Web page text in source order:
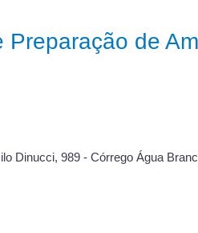
Preparação de
Dinucci, 989 - Córrego Água